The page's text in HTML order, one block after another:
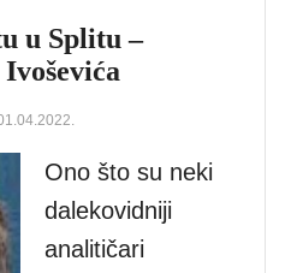
u Splitu –
Ono što su neki
dalekovidniji
analitičari